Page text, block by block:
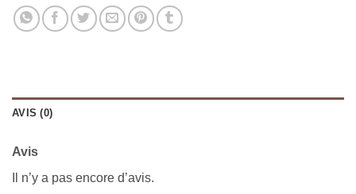
AVIS (0)
Avis
Il n’y a pas encore d’avis.